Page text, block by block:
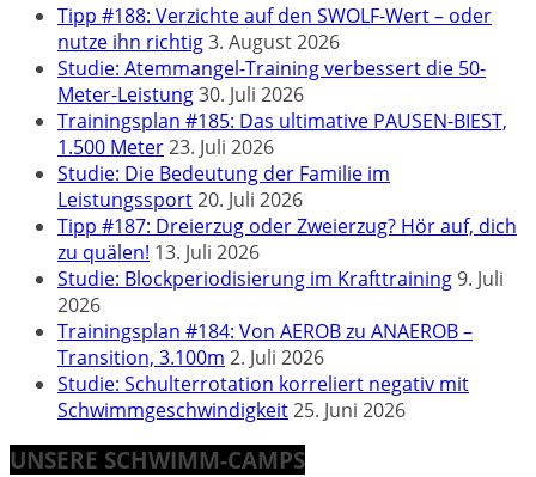
Tipp #188: Verzichte auf den SWOLF-Wert – oder
nutze ihn richtig3. August 2026
Studie: Atemmangel-Training verbessert die 50-
Meter-Leistung30. Juli 2026
Trainingsplan #185: Das ultimative PAUSEN-BIEST,
1.500 Meter23. Juli 2026
Studie: Die Bedeutung der Familie im
Leistungssport20. Juli 2026
Tipp #187: Dreierzug oder Zweierzug? Hör auf, dich
zu quälen! 13. Juli 2026
Studie: Blockperiodisierung im Krafttraining9. Juli
2026
Trainingsplan #184: Von AEROB zu ANAEROB –
Transition, 3.100m 2. Juli 2026
Studie: Schulterrotation korreliert negativ mit
Schwimmgeschwindigkeit25. Juni 2026
UNSERE SCHWIMM-CAMPS